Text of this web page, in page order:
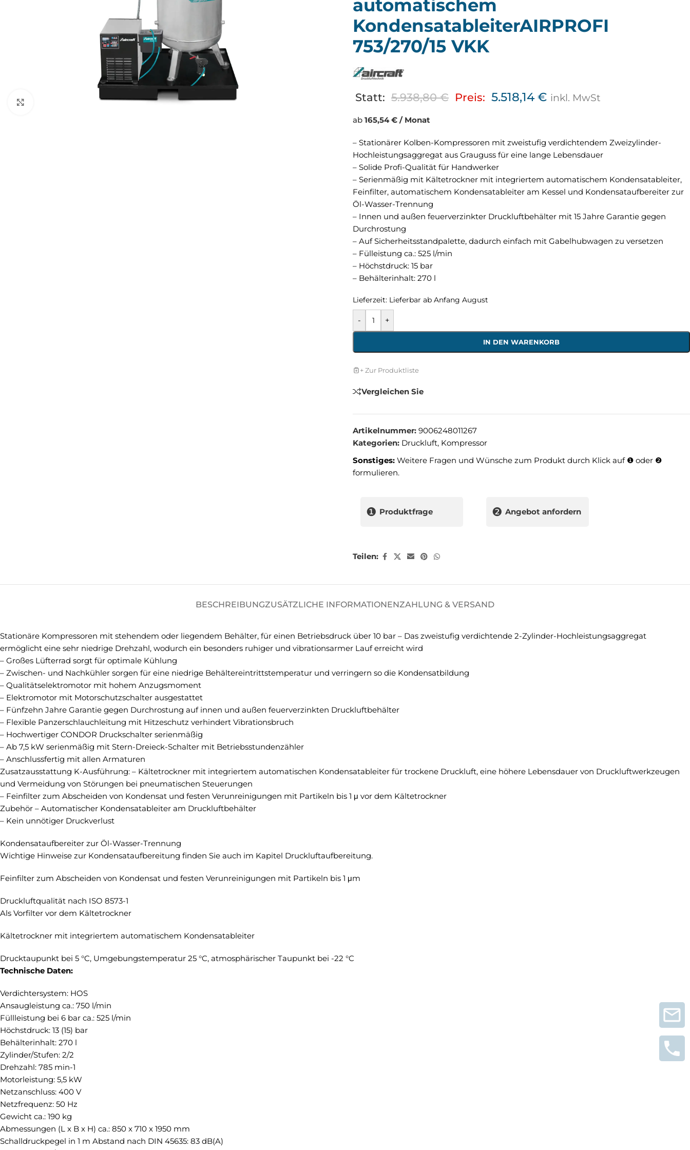
Zum Vergrößern anklicken
automatischem
KondensatableiterAIRPROFI
753/270/15 VKK
Statt: 5.938,80€ Preis: 5.518,14€ inkl. MwSt
ab 165,54 € / Monat
– Stationärer Kolben-Kompressoren mit zweistufig verdichtendem Zweizylinder-
Hochleistungsaggregat aus Grauguss für eine lange Lebensdauer
– Solide Profi-Qualität für Handwerker
– Serienmäßig mit Kältetrockner mit integriertem automatischem Kondensatableiter,
Feinfilter, automatischem Kondensatableiter am Kessel und Kondensataufbereiter zur
Öl-Wasser-Trennung
– Innen und außen feuerverzinkter Druckluftbehälter mit 15 Jahre Garantie gegen
Durchrostung
– Auf Sicherheitsstandpalette, dadurch einfach mit Gabelhubwagen zu versetzen
– Fülleistung ca.: 525 l/min
– Höchstdruck: 15 bar
– Behälterinhalt: 270 l
Lieferzeit: Lieferbar ab Anfang August
- +
IN DEN WARENKORB
+ Zur Produktliste
Vergleichen Sie
Artikelnummer: 9006248011267
Kategorien: Druckluft, Kompressor
Sonstiges: Weitere Fragen und Wünsche zum Produkt durch Klick auf ❶ oder ❷
formulieren.
❶ Produktfrage ❷ Angebot anfordern
Teilen:
BESCHREIBUNGZUSÄTZLICHE INFORMATIONENZAHLUNG & VERSAND
Stationäre Kompressoren mit stehendem oder liegendem Behälter, für einen Betriebsdruck über 10 bar – Das zweistufig verdichtende 2-Zylinder-Hochleistungsaggregat
ermöglicht eine sehr niedrige Drehzahl, wodurch ein besonders ruhiger und vibrationsarmer Lauf erreicht wird
– Großes Lüfterrad sorgt für optimale Kühlung
– Zwischen- und Nachkühler sorgen für eine niedrige Behältereintrittstemperatur und verringern so die Kondensatbildung
– Qualitätselektromotor mit hohem Anzugsmoment
– Elektromotor mit Motorschutzschalter ausgestattet
– Fünfzehn Jahre Garantie gegen Durchrostung auf innen und außen feuerverzinkten Druckluftbehälter
– Flexible Panzerschlauchleitung mit Hitzeschutz verhindert Vibrationsbruch
– Hochwertiger CONDOR Druckschalter serienmäßig
– Ab 7,5 kW serienmäßig mit Stern-Dreieck-Schalter mit Betriebsstundenzähler
– Anschlussfertig mit allen Armaturen
Zusatzausstattung K-Ausführung: – Kältetrockner mit integriertem automatischen Kondensatableiter für trockene Druckluft, eine höhere Lebensdauer von Druckluftwerkzeugen
und Vermeidung von Störungen bei pneumatischen Steuerungen
– Feinfilter zum Abscheiden von Kondensat und festen Verunreinigungen mit Partikeln bis 1 μ vor dem Kältetrockner
Zubehör – Automatischer Kondensatableiter am Druckluftbehälter
– Kein unnötiger Druckverlust
Kondensataufbereiter zur Öl-Wasser-Trennung
Wichtige Hinweise zur Kondensataufbereitung finden Sie auch im Kapitel Druckluftaufbereitung.
Feinfilter zum Abscheiden von Kondensat und festen Verunreinigungen mit Partikeln bis 1 μm
Druckluftqualität nach ISO 8573-1
Als Vorfilter vor dem Kältetrockner
Kältetrockner mit integriertem automatischem Kondensatableiter
Drucktaupunkt bei 5 °C, Umgebungstemperatur 25 °C, atmosphärischer Taupunkt bei -22 °C
Technische Daten:
Verdichtersystem: HOS
Ansaugleistung ca.: 750 l/min
Füllleistung bei 6 bar ca.: 525 l/min
Höchstdruck: 13 (15) bar
Behälterinhalt: 270 l
Zylinder/Stufen: 2/2
Drehzahl: 785 min-1
Motorleistung: 5,5 kW
Netzanschluss: 400 V
Netzfrequenz: 50 Hz
Gewicht ca.: 190 kg
Abmessungen (L x B x H) ca.: 850 x 710 x 1950 mm
Schalldruckpegel in 1 m Abstand nach DIN 45635: 83 dB(A)